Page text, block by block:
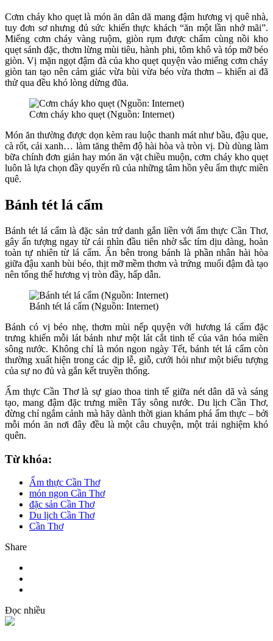
Cơm cháy kho quẹt là món ăn dân dã mang đậm hương vị quê nhà,
tuy đơn sơ nhưng đủ sức khiến thực khách “ăn một lần nhớ mãi”.
Miếng cơm cháy vàng ruộm, giòn rụm được chấm cùng nồi kho
quẹt sánh đặc, thơm lừng mùi tiêu, hành phi, tôm khô và tóp mỡ béo
giòn. Vị mặn ngọt đậm đà của kho quẹt quyện vào miếng cơm cháy
giòn tan tạo nên cảm giác vừa bùi vừa béo vừa thơm – khiến ai đã
thử qua đều khó lòng dừng đũa.
Cơm cháy kho quẹt (Nguồn: Internet)
Món ăn thường được dọn kèm rau luộc thanh mát như bầu, đậu que,
cà rốt, cải xanh… làm tăng thêm độ hài hòa và tròn vị. Dù dùng làm
bữa chính đơn giản hay món ăn vặt chiều muộn, cơm cháy kho quẹt
luôn là lựa chọn đầy quyến rũ của những tâm hồn yêu ẩm thực miền
quê.
Bánh tét lá cẩm
Bánh tét lá cẩm là đặc sản trứ danh gắn liền với ẩm thực Cần Thơ,
gây ấn tượng ngay từ cái nhìn đầu tiên nhờ sắc tím dịu dàng, hoàn
toàn tự nhiên từ lá cẩm. Ẩn bên trong bánh là phần nhân hài hòa
giữa đậu xanh bùi béo, thịt mỡ mềm thơm và trứng muối đậm đà tạo
nên tổng thể hương vị tròn đầy, hấp dẫn.
Bánh tét lá cẩm (Nguồn: Internet)
Bánh có vị béo nhẹ, thơm mùi nếp quyện với hương lá cẩm đặc
trưng khiến mỗi lát bánh như một lát cắt tinh tế của văn hóa miền
sông nước. Không chỉ là món ngon ngày Tết, bánh tét lá cẩm còn
thường xuất hiện trong các dịp lễ, giỗ, cưới hỏi như một biểu tượng
của sự no đủ và gắn kết truyền thống.
Ẩm thực Cần Thơ là sự giao thoa tinh tế giữa nét dân dã và sáng
tạo, mang đậm đặc trưng miền Tây sông nước. Du lịch Cần Thơ,
đừng chỉ ngắm cảnh mà hãy dành thời gian khám phá ẩm thực – bởi
mỗi món ăn nơi đây đều là một câu chuyện, một trải nghiệm khó
quên.
Từ khóa:
Ẩm thực Cần Thơ
món ngon Cần Thơ
đặc sản Cần Thơ
Du lịch Cần Thơ
Cần Thơ
Share
Đọc nhiều